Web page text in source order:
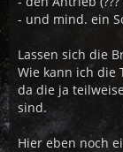
- und mind. ein
Lassen sich die
Wie kann ich die
da die ja
sind.
Hier eben noch